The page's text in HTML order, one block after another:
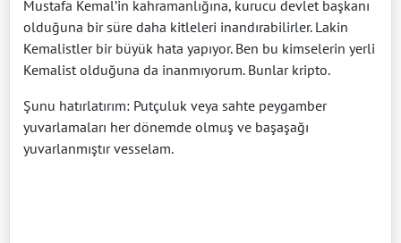
Mustafa Kemal’in kahramanlığına, kurucu devlet başkanı
olduğuna bir süre daha kitleleri inandırabilirler. Lakin
Kemalistler bir büyük hata yapıyor. Ben bu kimselerin yerli
Kemalist olduğuna da inanmıyorum. Bunlar kripto.
Şunu hatırlatırım: Putçuluk veya sahte peygamber
yuvarlamaları her dönemde olmuş ve başaşağı
yuvarlanmıştır vesselam.